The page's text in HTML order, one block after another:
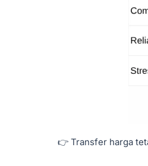
👉 Transfer harga